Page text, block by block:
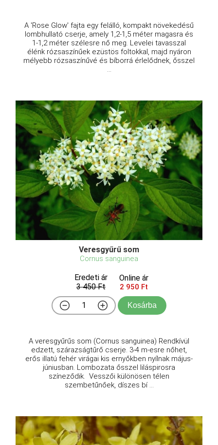
A 'Rose Glow' fajta egy felálló, kompakt növekedésű
lombhullató cserje, amely 1,2-1,5 méter magasra és
1-1,2 méter szélesre nő meg. Levelei tavasszal
élénk rózsaszínűek ezüstös foltokkal, majd nyáron
mélyebb rózsaszínűvé és bíborrá érlelődnek, ősszel
...
Veresgyűrű som
Cornus sanguinea
Eredeti ár
3 450 Ft
Online ár
2 950 Ft
Kosárba
A veresgyűrűs som (Cornus sanguinea) Rendkívül
edzett, szárazságtűrő cserje. 3-4 m-esre nőhet,
erős illatú fehér virágai kis ernyőkben nyílnak május-
júniusban. Lombozata ősszel liláspirosra
színeződik. Vesszői különösen télen
szembetűnőek, díszes bí ...